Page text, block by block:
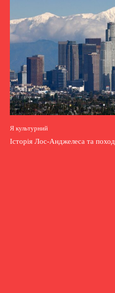
Я культурний
Історія Лос-Анджелеса та